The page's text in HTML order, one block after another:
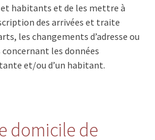
habitants et de les mettre à
des arrivées et traite
les changements d’adresse ou
les données
et/ou d’un habitant.
domicile de